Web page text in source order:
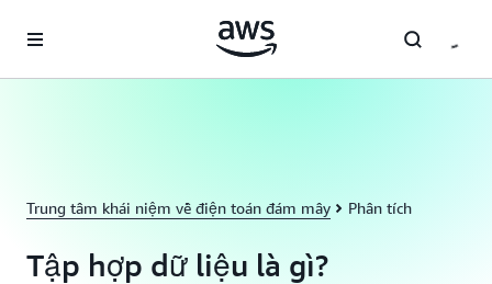
Trung tâm khái niệm về điện toán đám mây Phân tích
Tập hợp dữ liệu là gì?